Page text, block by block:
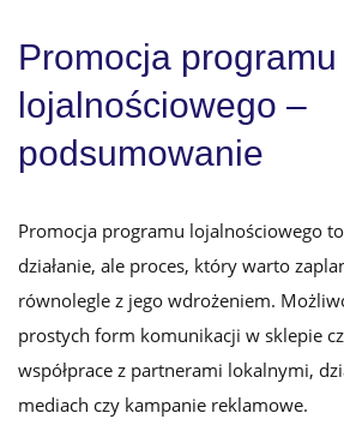
Promocja programu
lojalnościowego –
podsumowanie
Promocja programu lojalnościowego
działanie, ale proces, który warto
równolegle z jego wdrożeniem.
prostych form komunikacji w sklepie
współprace z partnerami lokalnymi,
mediach czy kampanie reklamowe.